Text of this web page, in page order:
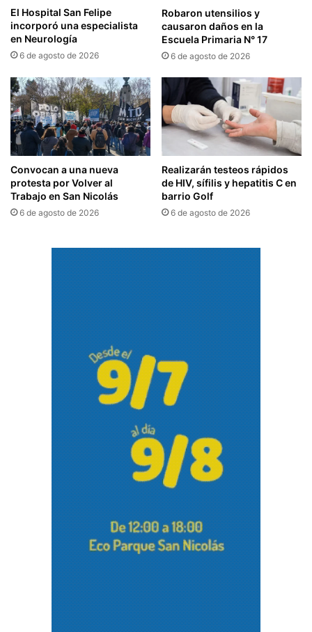
El Hospital San Felipe
incorporó una especialista
en Neurología
6 de agosto de 2026
Robaron utensilios y
causaron daños en la
Escuela Primaria N° 17
6 de agosto de 2026
Convocan a una nueva
protesta por Volver al
Trabajo en San Nicolás
6 de agosto de 2026
Realizarán testeos rápidos
de HIV, sífilis y hepatitis C en
barrio Golf
6 de agosto de 2026